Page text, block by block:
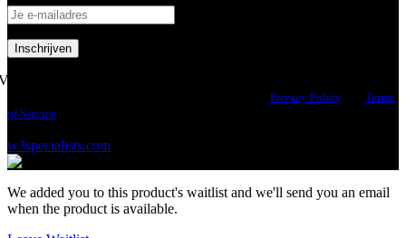
ons
Privacy Policy
Terms
of Service
w3specialists.com
We added you to this product's waitlist and we'll send you an email
when the product is available.